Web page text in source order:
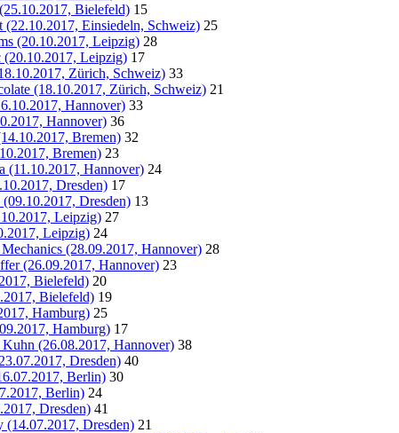
Bielefeld) 15
(22.10.2017, Einsiedeln, Schweiz) 25
(20.10.2017, Leipzig) 28
(20.10.2017, Leipzig) 17
Zürich, Schweiz) 33
(18.10.2017, Zürich, Schweiz) 21
Hannover) 33
Hannover) 36
Bremen) 32
Bremen) 23
(11.10.2017, Hannover) 24
Dresden) 17
(09.10.2017, Dresden) 13
Leipzig) 27
Leipzig) 24
(28.09.2017, Hannover) 28
(26.09.2017, Hannover) 23
Bielefeld) 20
Bielefeld) 19
Hamburg) 25
Hamburg) 17
(26.08.2017, Hannover) 38
Dresden) 40
Berlin) 30
Berlin) 24
Dresden) 41
Dresden) 21